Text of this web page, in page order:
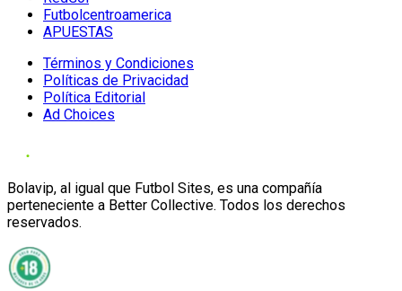
Futbolcentroamerica
APUESTAS
Términos y Condiciones
Políticas de Privacidad
Política Editorial
Ad Choices
Bolavip, al igual que Futbol Sites, es una compañía
perteneciente a Better Collective. Todos los derechos
reservados.